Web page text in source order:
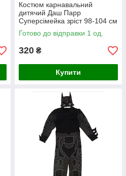
Костюм карнавальний
дитячий Даш Парр
Суперсімейка зріст 98-104 см
б/в
Готово до відправки 1 од.
320 ₴
Купити